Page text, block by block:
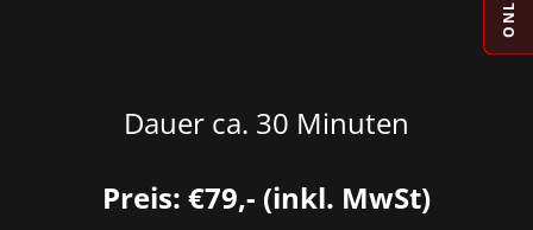
Dauer ca. 30 Minuten
Preis: €79,- (inkl. MwSt)